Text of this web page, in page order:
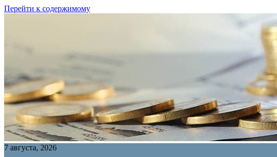
Перейти к содержимому
7 августа, 2026